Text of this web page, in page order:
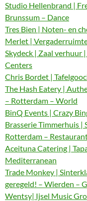
Studio Hellenbrand |
Brunssum – Dance
Tres Bien | Noten- en
Merlet |
Skydeck | Zaal verhuur
Centers
Chris Bordet |
The Hash Eatery |
– Rotterdam – World
BinQ Events | Crazy
Brasserie Timmerhuis |
Rotterdam –
Aceituna Catering |
Mediterranean
Trade Monkey |
geregeld! – Wierden –
Wentsy| Ijsel Music